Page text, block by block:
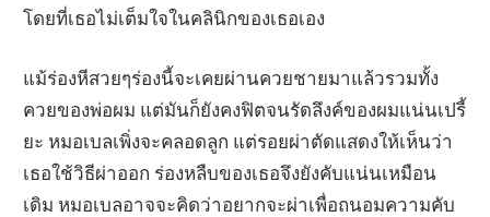
โดยที่เธอไม่เต็มใจในคลินิกของเธอเอง
แม้ร่องหีสวยๆร่องนี้จะเคยผ่านควยชายมาแล้วรวมทั้ง
ควยของพ่อผม แต่มันก็ยังคงฟิตจนรัดลึงค์ของผมแน่นเปรี้
ยะ หมอเบลเพิ่งจะคลอดลูก แต่รอยผ่าตัดแสดงให้เห็นว่า
เธอใช้วิธีผ่าออก ร่องหลืบของเธอจึงยังคับแน่นเหมือน
เดิม หมอเบลอาจจะคิดว่าอยากจะผ่าเพื่อถนอมความคับ